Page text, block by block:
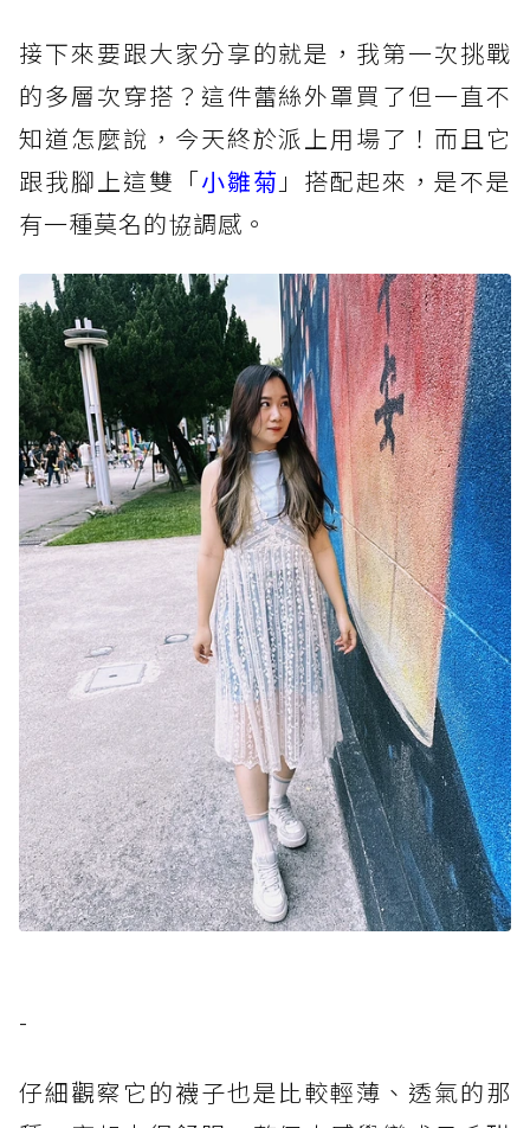
接下來要跟大家分享的就是，我第一次挑戰
的多層次穿搭？這件蕾絲外罩買了但一直不
知道怎麼說，今天終於派上用場了！而且它
跟我腳上這雙「小雛菊 」搭配起來，是不是
有一種莫名的協調感。
-
仔細觀察它的襪子也是比較輕薄、透氣的那